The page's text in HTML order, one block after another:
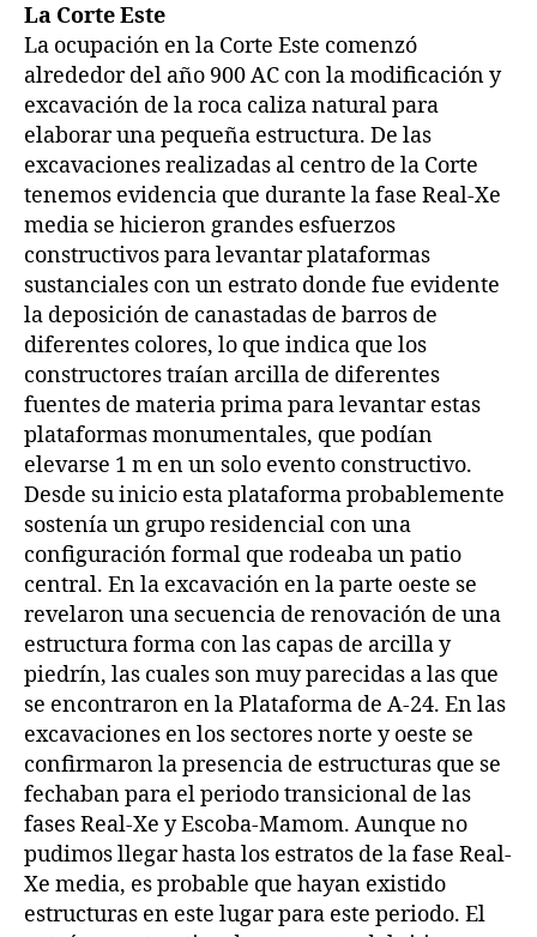
La Corte Este
La ocupación en la Corte Este comenzó
alrededor del año 900 AC con la modificación y
excavación de la roca caliza natural para
elaborar una pequeña estructura. De las
excavaciones realizadas al centro de la Corte
tenemos evidencia que durante la fase Real-Xe
media se hicieron grandes esfuerzos
constructivos para levantar plataformas
sustanciales con un estrato donde fue evidente
la deposición de canastadas de barros de
diferentes colores, lo que indica que los
constructores traían arcilla de diferentes
fuentes de materia prima para levantar estas
plataformas monumentales, que podían
elevarse 1 m en un solo evento constructivo.
Desde su inicio esta plataforma probablemente
sostenía un grupo residencial con una
configuración formal que rodeaba un patio
central. En la excavación en la parte oeste se
revelaron una secuencia de renovación de una
estructura forma con las capas de arcilla y
piedrín, las cuales son muy parecidas a las que
se encontraron en la Plataforma de A-24. En las
excavaciones en los sectores norte y oeste se
confirmaron la presencia de estructuras que se
fechaban para el periodo transicional de las
fases Real-Xe y Escoba-Mamom. Aunque no
pudimos llegar hasta los estratos de la fase Real-
Xe media, es probable que hayan existido
estructuras en este lugar para este periodo. El